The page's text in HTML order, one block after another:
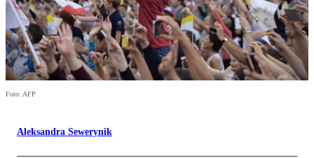
Foto: AFP
Aleksandra Sewerynik